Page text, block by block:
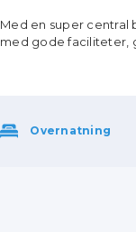
Med en super
med gode faciliteter,
Overnatning